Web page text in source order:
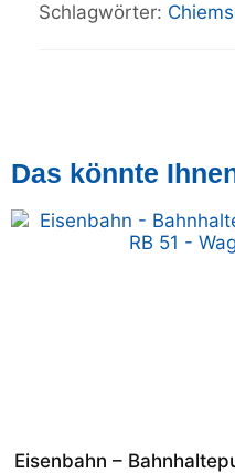
Schlagwörter:
Das könnte
Eisenbahn –